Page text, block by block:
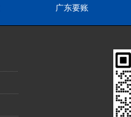
广东要账